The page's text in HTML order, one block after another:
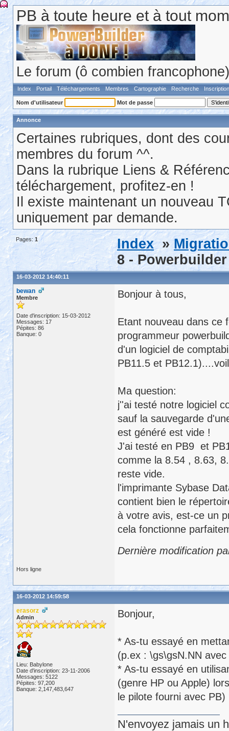
PB à toute heure et à tout
Le forum (ô combien
Index Portail Téléchargements Membres Cartographie Recherche Inscription
Nom d'utilisateur Mot de passe
Annonce
Certaines rubriques, dont des
membres du forum ^^.
Dans la rubrique Liens &
téléchargement, profitez-en !
Il existe maintenant un nouveau
uniquement par demande.
Pages: 1 Index »
8 -
16-03-2012 14:40:11
bewan
Membre
Date d'inscription: 15-03-2012
Messages: 17
Pépites: 86
Banque: 0
Bonjour à tous,
Etant nouveau dans ce
programmeur
d'un logiciel de
PB11.5 et
Ma question:
j''ai testé notre logiciel
sauf la sauvegarde
est généré est vide !
J'ai testé en PB9 et
comme la 8.54 , 8.63,
reste vide.
l'imprimante Sybase
contient bien le
à votre avis, est-ce un
cela fonctionne
Dernière modification
Hors ligne
16-03-2012 14:59:58
erasorz
Admin
Lieu: Babylone
Date d'inscription: 23-11-2006
Messages: 5122
Pépites: 97,200
Banque: 2,147,483,647
Bonjour,
* As-tu essayé en
(p.ex : \gs\gsN.NN
* As-tu essayé en
(genre HP ou Apple)
le pilote fourni avec PB)
N'envoyez jamais un